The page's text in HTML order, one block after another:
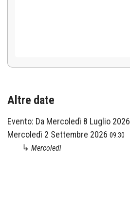
Altre date
Evento: Da Mercoledì 8 Luglio 2026
Mercoledì 2 Settembre 2026 09:30
↳ Mercoledì